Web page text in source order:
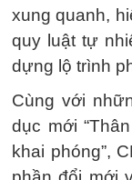
xung quanh,
quy luật tự
dựng lộ trình
Cùng với
dục mới
khai phóng”,